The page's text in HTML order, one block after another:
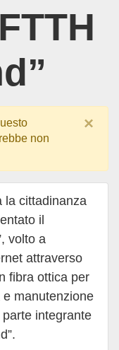
non
×
la cittadinanza
il
volto a
attraverso
fibra ottica per
e manutenzione
integrante